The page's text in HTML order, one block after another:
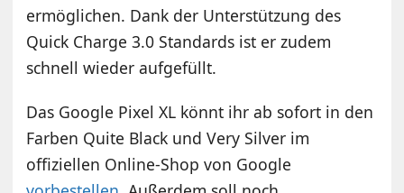
ermöglichen. Dank der Unterstützung des
Quick Charge 3.0 Standards ist er zudem
schnell wieder aufgefüllt.
Das Google Pixel XL könnt ihr ab sofort in den
Farben Quite Black und Very Silver im
offiziellen Online-Shop von Google